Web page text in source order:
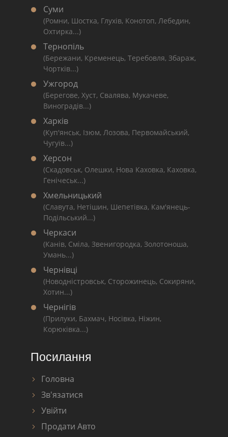
Суми
(Ромни, Шостка, Глухів, Конотоп, Лебедин,
Охтирка...)
Тернопіль
(Бережани, Кременець, Теребовля, Збараж,
Чортків...)
Ужгород
(Берегове, Хуст, Свалява, Мукачеве,
Виноградів...)
Харків
(Куп'янськ, Ізюм, Лозова, Первомайський,
Чугуїв...)
Херсон
(Скадовськ, Олешки, Нова Каховка, Каховка,
Генічеськ...)
Хмельницький
(Славута, Нетішин, Шепетівка, Кам'янець-
Подільський...)
Черкаси
(Канів, Сміла, Звенигородка, Золотоноша,
Умань...)
Чернівці
(Новодністровськ, Сторожинець, Сокиряни,
Хотин...)
Чернігів
(Прилуки, Бахмач, Носівка, Ніжин,
Корюківка...)
Посилання
Головна
Зв'язатися
Увійти
Продати Авто